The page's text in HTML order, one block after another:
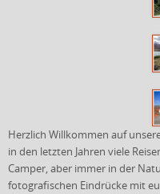
Herzlich Willkommen auf
in den letzten Jahren viele
Camper, aber immer in der
fotografischen Eindrücke mit